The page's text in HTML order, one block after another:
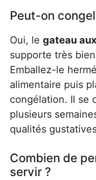
Peut-on
Oui, le gateau
supporte très
Emballez-le
alimentaire puis
congélation. Il se
plusieurs
qualités
Combien de
servir ?